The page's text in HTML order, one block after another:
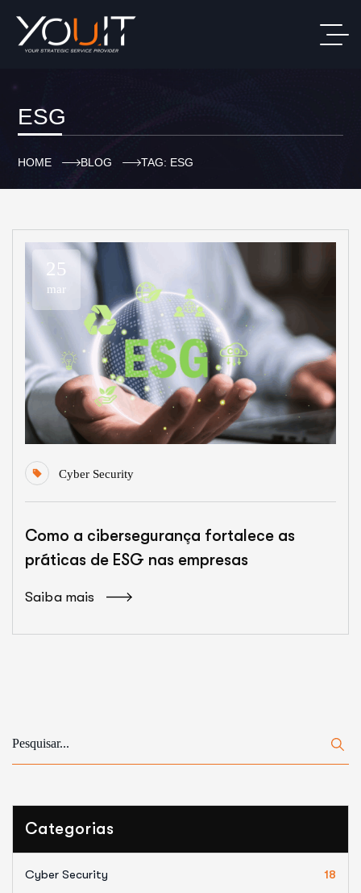
ESG
HOME BLOG TAG: ESG
25
mar
Cyber Security
Como a cibersegurança fortalece as
práticas de ESG nas empresas
Saiba mais
Categorias
Cyber Security 18